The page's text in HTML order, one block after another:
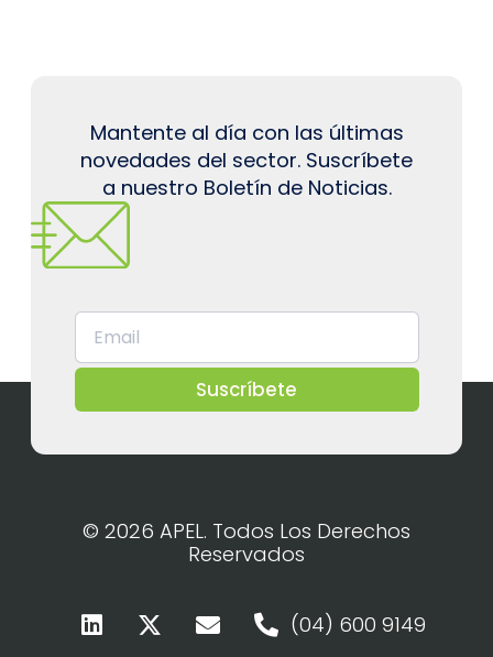
Mantente al día con las últimas
novedades del sector. Suscríbete
a nuestro Boletín de Noticias.
Suscríbete
© 2026 APEL. Todos Los Derechos
Reservados
(04) 600 9149